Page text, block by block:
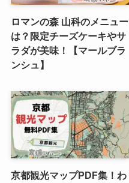
ロマンの森 山科のメニュー
は？限定チーズケーキやサ
ラダが美味！【マールブラ
ンシュ】
京都観光マップPDF集！わ